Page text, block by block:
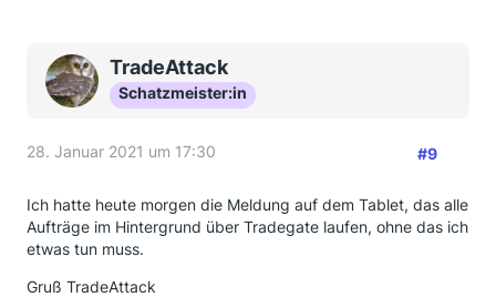
TradeAttack
Schatzmeister:in
28. Januar 2021 um 17:30 #9
Ich hatte heute morgen die Meldung auf dem Tablet, das alle
Aufträge im Hintergrund über Tradegate laufen, ohne das ich
etwas tun muss.
Gruß TradeAttack